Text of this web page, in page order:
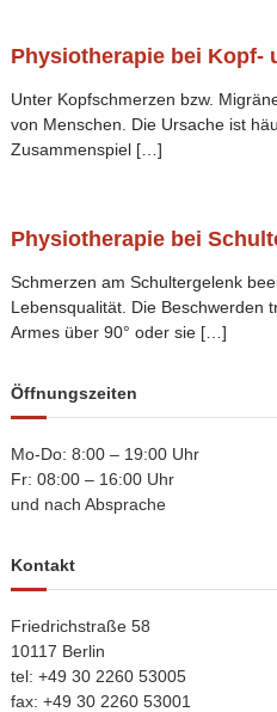
Physiotherapie bei Kopf-
Unter Kopfschmerzen bzw.
von Menschen. Die Ursache ist
Zusammenspiel […]
Physiotherapie bei
Schmerzen am Schultergelenk
Lebensqualität. Die Beschwerden
Armes über 90° oder sie […]
Öffnungszeiten
Mo-Do: 8:00 – 19:00 Uhr
Fr: 08:00 – 16:00 Uhr
und nach Absprache
Kontakt
Friedrichstraße 58
10117 Berlin
tel: +49 30 2260 53005
fax: +49 30 2260 53001